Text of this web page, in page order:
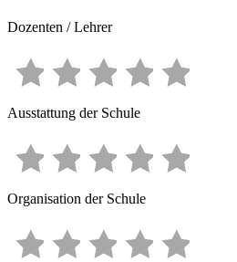
Dozenten / Lehrer
Ausstattung der Schule
Organisation der Schule